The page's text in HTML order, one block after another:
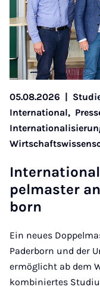
05.08.2026 |
International,
pel­mas­ter
born
Ein neues
Paderborn und der
ermöglicht ab dem
kombiniertes